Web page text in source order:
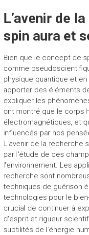
L’avenir de
spin aura et
Bien que le concept de
comme
physique quantique et
apporter des éléments
expliquer les
ont montré que le corps
électromagnétiques, et
influencés par nos
L'avenir de la recherche
par l'étude de ces
l'environnement. Les
recherche sont
techniques de guérison
technologies pour le
crucial de continuer à
d'esprit et rigueur
subtilités de l'énergie